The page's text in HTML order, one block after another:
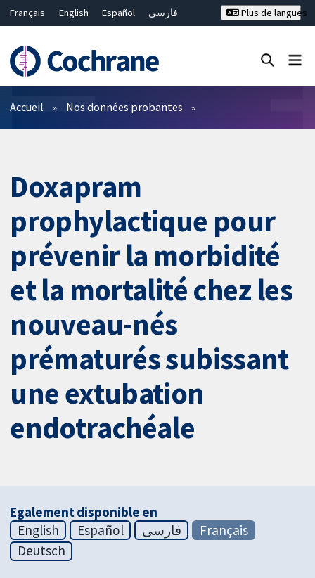
Français English Español
فارسی
Bahasa Malaysia
ไทย
繁體中文
简体中文
Plus de langues
Filtres
Accueil Nos données probantes
Doxapram
prophylactique pour
prévenir la morbidité
et la mortalité chez les
nouveau-nés
prématurés subissant
une extubation
endotrachéale
Egalement disponible en
English
Español فارسی
Français
Deutsch